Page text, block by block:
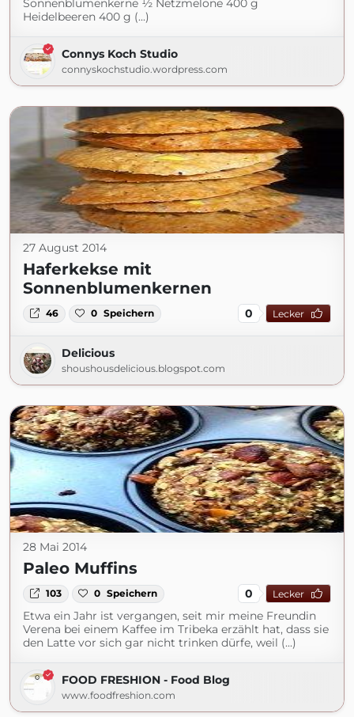
Sonnenblumenkerne ½ Netzmelone 400 g
Heidelbeeren 400 g (...)
Connys Koch Studio
connyskochstudio.wordpress.com
27 August 2014
Haferkekse mit
Sonnenblumenkernen
46 0 Speichern 0 Lecker
Delicious
shoushousdelicious.blogspot.com
28 Mai 2014
Paleo Muffins
103 0 Speichern 0 Lecker
Etwa ein Jahr ist vergangen, seit mir meine Freundin
Verena bei einem Kaffee im Tribeka erzählt hat, dass sie
den Latte vor sich gar nicht trinken dürfe, weil (...)
FOOD FRESHION - Food Blog
www.foodfreshion.com